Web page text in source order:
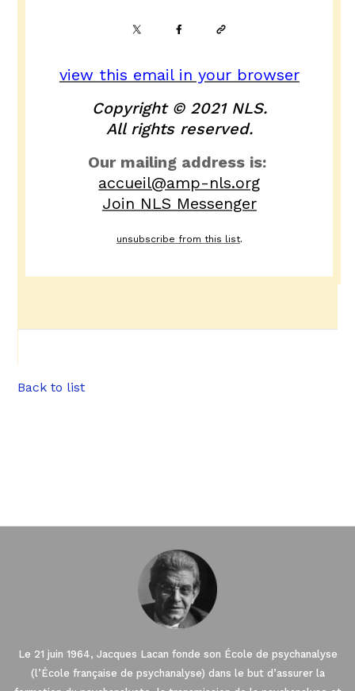
view this email in your browser
Copyright © 2021 NLS.
All rights reserved.
Our mailing address is:
accueil@amp-nls.org
Join NLS Messenger
unsubscribe from this list.
Back to list
Le 21 juin 1964, Jacques Lacan fonde son École de psychanalyse
(l’École française de psychanalyse) dans le but d’assurer la